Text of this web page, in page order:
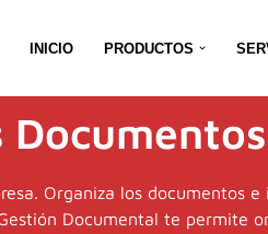
INICIO PRODUCTOS
Organiza los documentos
Documental te permite